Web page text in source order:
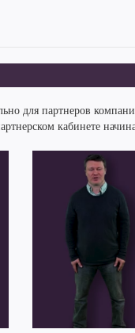
для партнеров
кабинете